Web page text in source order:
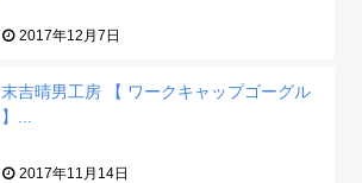
2017年12月7日
末吉晴男工房 【 ワークキャップゴーグル
】...
2017年11月14日